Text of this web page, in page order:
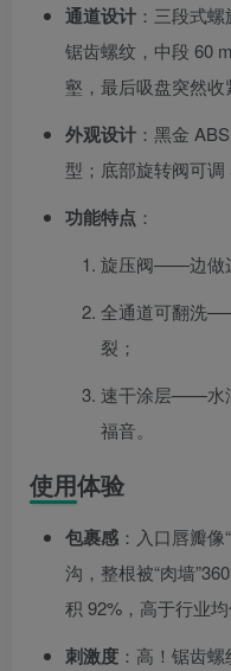
通道设计 ：三段式
锯齿螺纹，中段 60
壑，最后吸盘突然收
外观设计 ：黑金
型；底部旋转阀可调
功能特点 ：
旋压阀——边做
全通道可翻洗
裂；
速干涂层——水
福音。
使用体验
包裹感 ：入口唇瓣
沟，整根被“肉墙
积 92%，高于行业均
刺激度 ：高！锯齿